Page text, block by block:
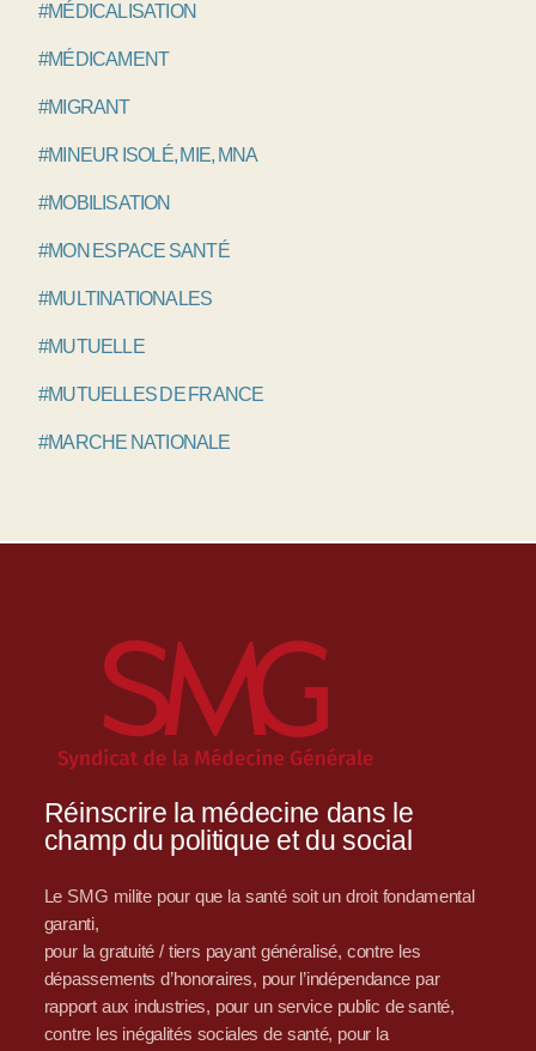
#MÉDICALISATION
#MÉDICAMENT
#MIGRANT
#MINEUR ISOLÉ, MIE, MNA
#MOBILISATION
#MON ESPACE SANTÉ
#MULTINATIONALES
#MUTUELLE
#MUTUELLES DE FRANCE
#MARCHE NATIONALE
Réinscrire la médecine dans le
champ du politique et du social
Le SMG milite pour que la santé soit un droit fondamental
garanti,
pour la gratuité / tiers payant généralisé, contre les
dépassements d’honoraires, pour l’indépendance par
rapport aux industries, pour un service public de santé,
contre les inégalités sociales de santé, pour la